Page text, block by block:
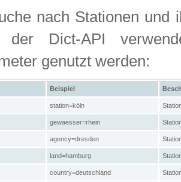
nach Stationen und
der Dict-API
genutzt werden:
Beispiel
station=köln
gewaesser=rhein
agency=dresden
land=hamburg
country=deutschland